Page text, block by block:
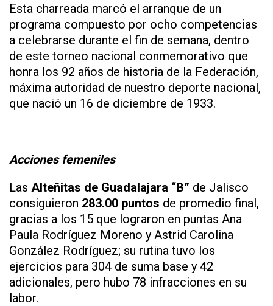
Esta charreada marcó el arranque de un
programa compuesto por ocho competencias
a celebrarse durante el fin de semana, dentro
de este torneo nacional conmemorativo que
honra los 92 años de historia de la Federación,
máxima autoridad de nuestro deporte nacional,
que nació un 16 de diciembre de 1933.
Acciones femeniles
Las Alteñitas de Guadalajara “B” de Jalisco
consiguieron 283.00 puntos de promedio final,
gracias a los 15 que lograron en puntas Ana
Paula Rodríguez Moreno y Astrid Carolina
González Rodríguez; su rutina tuvo los
ejercicios para 304 de suma base y 42
adicionales, pero hubo 78 infracciones en su
labor.